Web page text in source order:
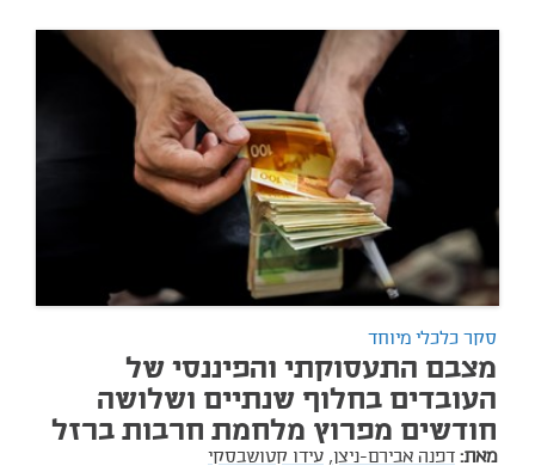
סקר כלכלי מיוחד
מצבם התעסוקתי והפיננסי של
העובדים בחלוף שנתיים ושלושה
חודשים מפרוץ מלחמת חרבות ברזל
מאת: דפנה אבירם-ניצן, עידו קטושבסקי